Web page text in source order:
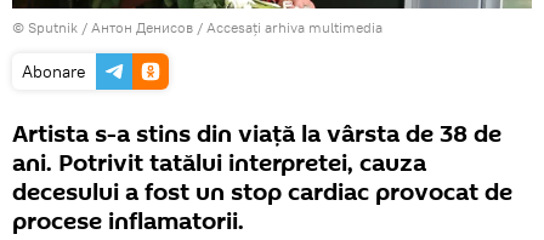
© Sputnik / Антон Денисов / Accesați arhiva multimedia
Abonare
Artista s-a stins din viață la vârsta de 38 de
ani. Potrivit tatălui interpretei, cauza
decesului a fost un stop cardiac provocat de
procese inflamatorii.